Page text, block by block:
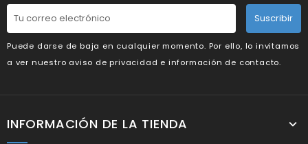
Suscribir
Puede darse de baja en cualquier momento. Por ello, lo invitamos
a ver nuestro aviso de privacidad e información de contacto.
INFORMACIÓN DE LA TIENDA